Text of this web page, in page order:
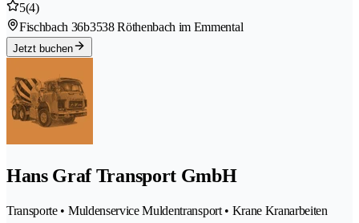
5(4)
Fischbach 36b3538 Röthenbach im Emmental
Jetzt buchen
Hans Graf Transport GmbH
Transporte • Muldenservice Muldentransport • Krane Kranarbeiten